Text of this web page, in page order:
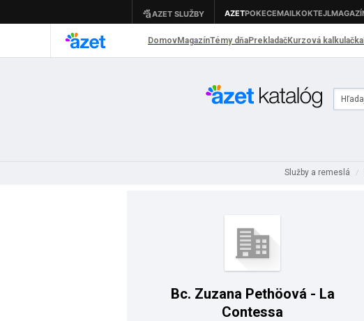
Služby a remeslá /
Bc. Zuzana Pethöová - La
Contessa